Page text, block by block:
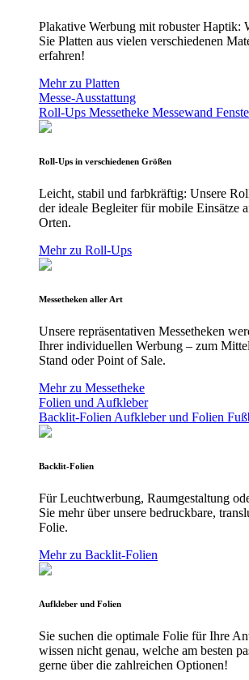
Plakative Werbung mit robuster Haptik:
Sie Platten aus vielen verschiedenen
erfahren!
Mehr zu Platten
Messe-Ausstattung
Roll-Ups Messetheke Messewand
Roll-Ups in verschiedenen Größen
Leicht, stabil und farbkräftig: Unsere
der ideale Begleiter für mobile Einsätze
Orten.
Mehr zu Roll-Ups
Messetheken aller Art
Unsere repräsentativen Messetheken
Ihrer individuellen Werbung – zum
Stand oder Point of Sale.
Mehr zu Messetheke
Folien und Aufkleber
Backlit-Folien Aufkleber und Folien
Backlit-Folien
Für Leuchtwerbung, Raumgestaltung
Sie mehr über unsere bedruckbare,
Folie.
Mehr zu Backlit-Folien
Aufkleber und Folien
Sie suchen die optimale Folie für Ihre
wissen nicht genau, welche am besten
gerne über die zahlreichen Optionen!